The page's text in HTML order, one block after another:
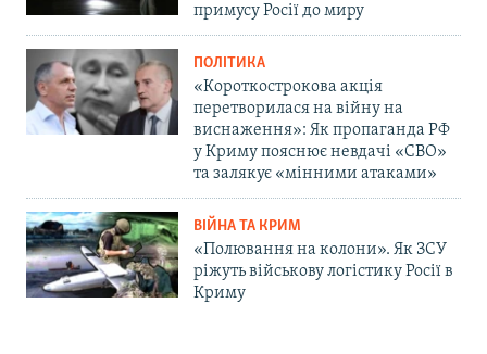
примусу Росії до миру
ПОЛІТИКА
«Короткострокова акція
перетворилася на війну на
виснаження»: Як пропаганда РФ
у Криму пояснює невдачі «СВО»
та залякує «мінними атаками»
ВІЙНА ТА КРИМ
«Полювання на колони». Як ЗСУ
ріжуть військову логістику Росії в
Криму